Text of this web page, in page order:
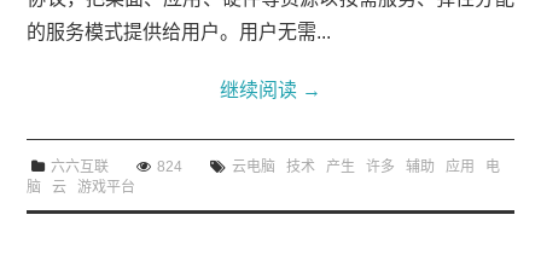
的服务模式提供给用户。用户无需...
继续阅读 →
六六互联 824 云电脑 技术 产生 许多 辅助 应用
电
脑
云 游戏平台